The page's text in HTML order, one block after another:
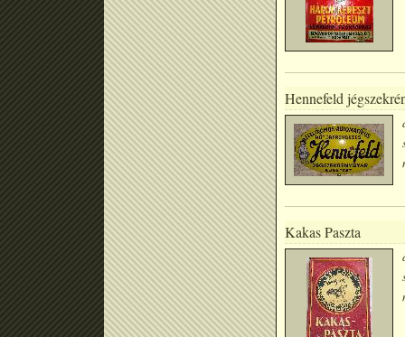
Hennefeld
Kakas Paszta